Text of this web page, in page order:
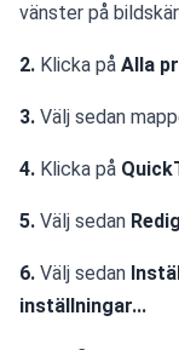
vänster på
2. Klicka på Alla
3. Välj sedan
4. Klicka på
5. Välj sedan
6. Välj sedan
inställningar...